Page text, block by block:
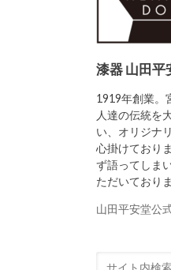
漆器 山田平
1919年創業。
人達の伝統を
い、オリジナ
心掛けており
ず語ってしま
ただいておりま
山田平安堂公